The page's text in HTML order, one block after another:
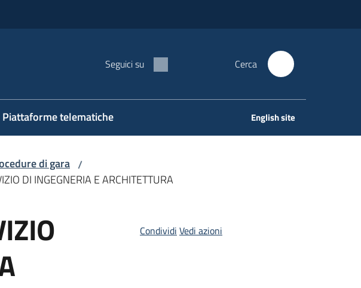
Seguici su Cerca
Piattaforme telematiche English site
di gara /
DI INGEGNERIA E ARCHITETTURA
Condividi Vedi azioni